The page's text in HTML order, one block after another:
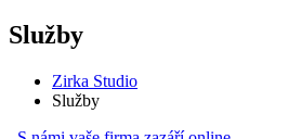
Služby
Zirka Studio
Služby